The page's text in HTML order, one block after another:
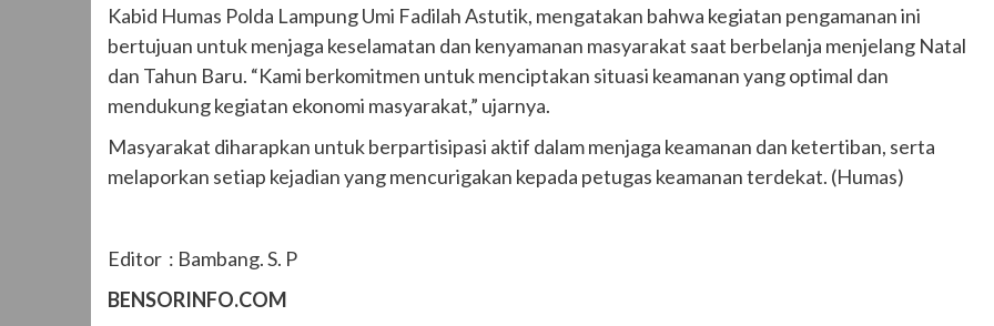
Kabid Humas Polda Lampung Umi Fadilah Astutik, mengatakan bahwa kegiatan pengamanan ini
bertujuan untuk menjaga keselamatan dan kenyamanan masyarakat saat berbelanja menjelang Natal
dan Tahun Baru. “Kami berkomitmen untuk menciptakan situasi keamanan yang optimal dan
mendukung kegiatan ekonomi masyarakat,” ujarnya.
Masyarakat diharapkan untuk berpartisipasi aktif dalam menjaga keamanan dan ketertiban, serta
melaporkan setiap kejadian yang mencurigakan kepada petugas keamanan terdekat. (Humas)
Editor : Bambang. S. P
BENSORINFO.COM